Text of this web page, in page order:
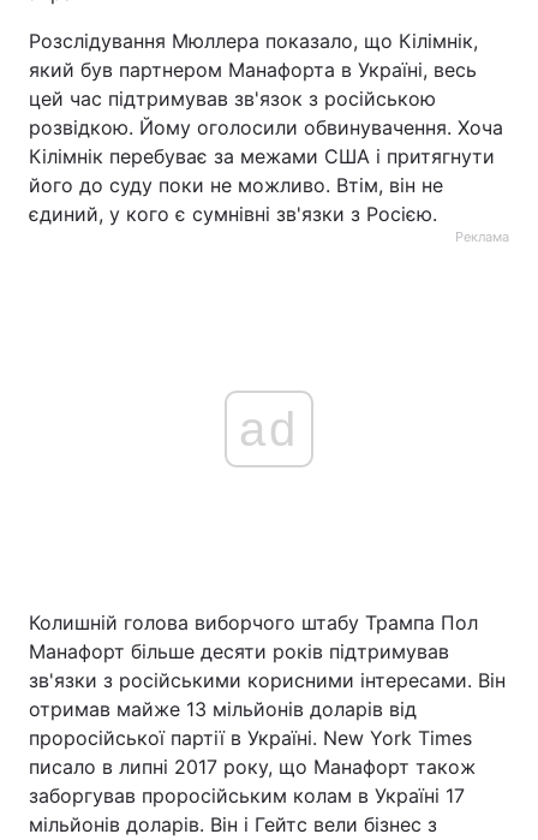
Розслідування Мюллера показало, що Кілімнік,
який був партнером Манафорта в Україні, весь
цей час підтримував зв'язок з російською
розвідкою. Йому оголосили обвинувачення. Хоча
Кілімнік перебуває за межами США і притягнути
його до суду поки не можливо. Втім, він не
єдиний, у кого є сумнівні зв'язки з Росією.
Реклама
ad
Колишній голова виборчого штабу Трампа Пол
Манафорт більше десяти років підтримував
зв'язки з російськими корисними інтересами. Він
отримав майже 13 мільйонів доларів від
проросійської партії в Україні. New York Times
писало в липні 2017 року, що Манафорт також
заборгував проросійським колам в Україні 17
мільйонів доларів. Він і Гейтс вели бізнес з